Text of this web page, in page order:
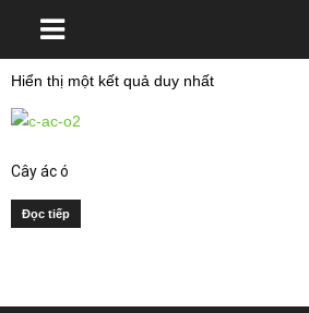
Hiển thị một kết quả duy nhất
Cây ác ó
Đọc tiếp